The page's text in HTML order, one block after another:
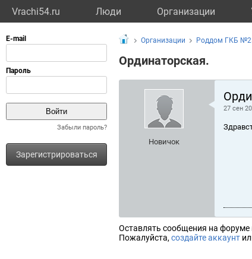
Vrachi54.ru Люди Организации
Забыли пароль?
Зарегистрироваться
Организации Роддом ГКБ
Ординаторская.
Новичок
27 сен
Оставлять сообщения на форуме
Пожалуйста, создайте аккаунт